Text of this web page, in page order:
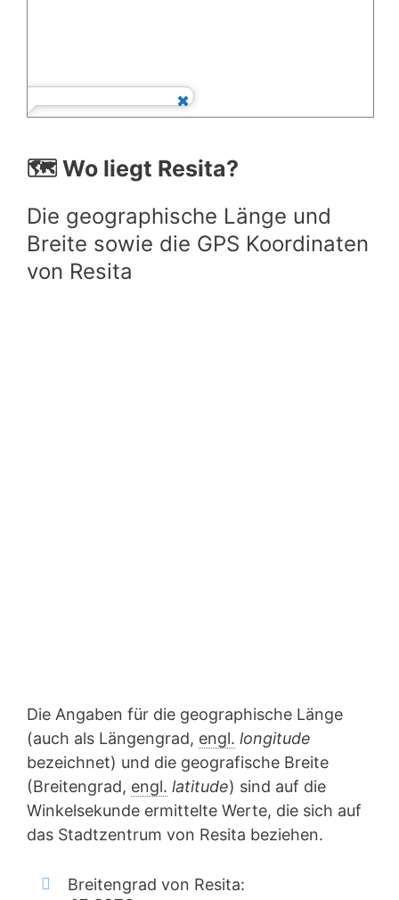
🗺️ Wo liegt Resita?
Die geographische Länge und
Breite sowie die GPS Koordinaten
von Resita
Die Angaben für die geographische Länge
(auch als Längengrad, engl. longitude
bezeichnet) und die geografische Breite
(Breitengrad, engl. latitude) sind auf die
Winkelsekunde ermittelte Werte, die sich auf
das Stadtzentrum von Resita beziehen.
Breitengrad von Resita: